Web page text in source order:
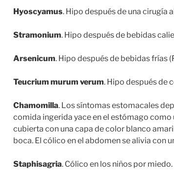
Hyoscyamus. Hipo después de una cirugía
Stramonium. Hipo después de bebidas
Arsenicum. Hipo después de bebidas frías
Teucrium murum verum. Hipo después de
Chamomilla. Los síntomas estomacales
comida ingerida yace en el estómago como
cubierta con una capa de color blanco
boca. El cólico en el abdomen se alivia con
Staphisagria. Cólico en los niños por miedo.